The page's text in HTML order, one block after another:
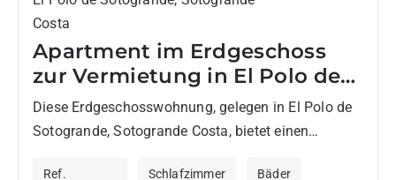
Costa
Apartment im Erdgeschoss
zur Vermietung in El Polo de
Sotogrande
Diese Erdgeschosswohnung, gelegen in El Polo de
Sotogrande, Sotogrande Costa, bietet einen
Ref. Schlafzimmer Bäder